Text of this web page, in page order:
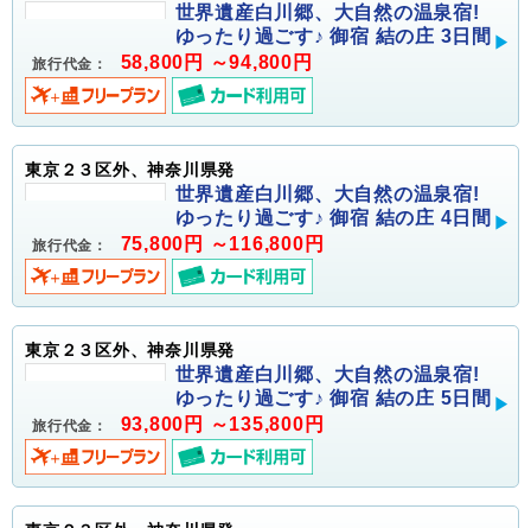
世界遺産白川郷、大自然の温泉宿!
ゆったり過ごす♪ 御宿 結の庄 3日間
旅行代金： 58,800円 ～94,800円
東京２３区外、神奈川県発
世界遺産白川郷、大自然の温泉宿!
ゆったり過ごす♪ 御宿 結の庄 4日間
旅行代金： 75,800円 ～116,800円
東京２３区外、神奈川県発
世界遺産白川郷、大自然の温泉宿!
ゆったり過ごす♪ 御宿 結の庄 5日間
旅行代金： 93,800円 ～135,800円